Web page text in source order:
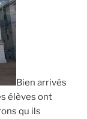
Bien arrivés
élèves ont
qu ils